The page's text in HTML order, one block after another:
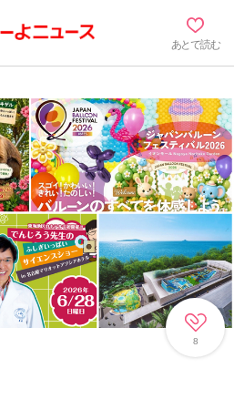
あとで読む
8